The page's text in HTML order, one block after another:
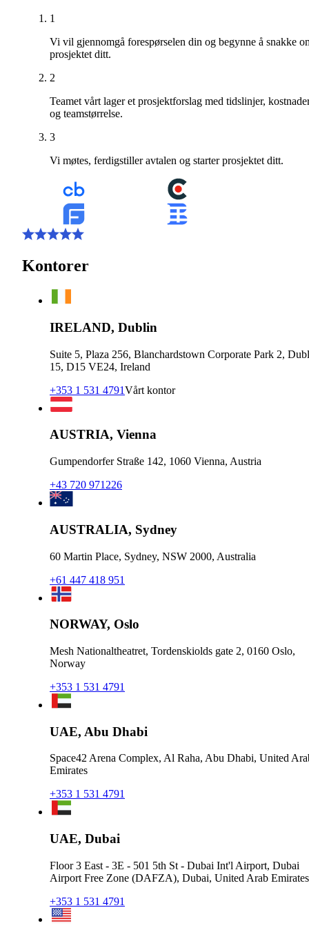
1
Vi vil gjennomgå forespørselen din og begynne å snakke
prosjektet ditt.
2
Teamet vårt lager et prosjektforslag med tidslinjer,
og teamstørrelse.
3
Vi møtes, ferdigstiller avtalen og starter prosjektet ditt.
Kontorer
IRELAND, Dublin
Suite 5, Plaza 256, Blanchardstown Corporate Park 2,
15, D15 VE24, Ireland
+353 1 531 4791Vårt kontor
AUSTRIA, Vienna
Gumpendorfer Straße 142, 1060 Vienna, Austria
+43 720 971226
AUSTRALIA, Sydney
60 Martin Place, Sydney, NSW 2000, Australia
+61 447 418 951
NORWAY, Oslo
Mesh Nationaltheatret, Tordenskiolds gate 2, 0160 Oslo,
Norway
+353 1 531 4791
UAE, Abu Dhabi
Space42 Arena Complex, Al Raha, Abu Dhabi, United
Emirates
+353 1 531 4791
UAE, Dubai
Floor 3 East - 3E - 501 5th St - Dubai Int'l Airport, Dubai
Airport Free Zone (DAFZA), Dubai, United Arab Emirates
+353 1 531 4791